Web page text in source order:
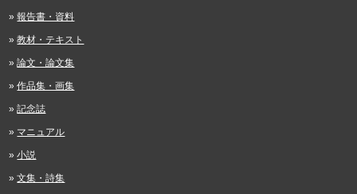
報告書・資料
教材・テキスト
論文・論文集
作品集・画集
記念誌
マニュアル
小説
文集・詩集